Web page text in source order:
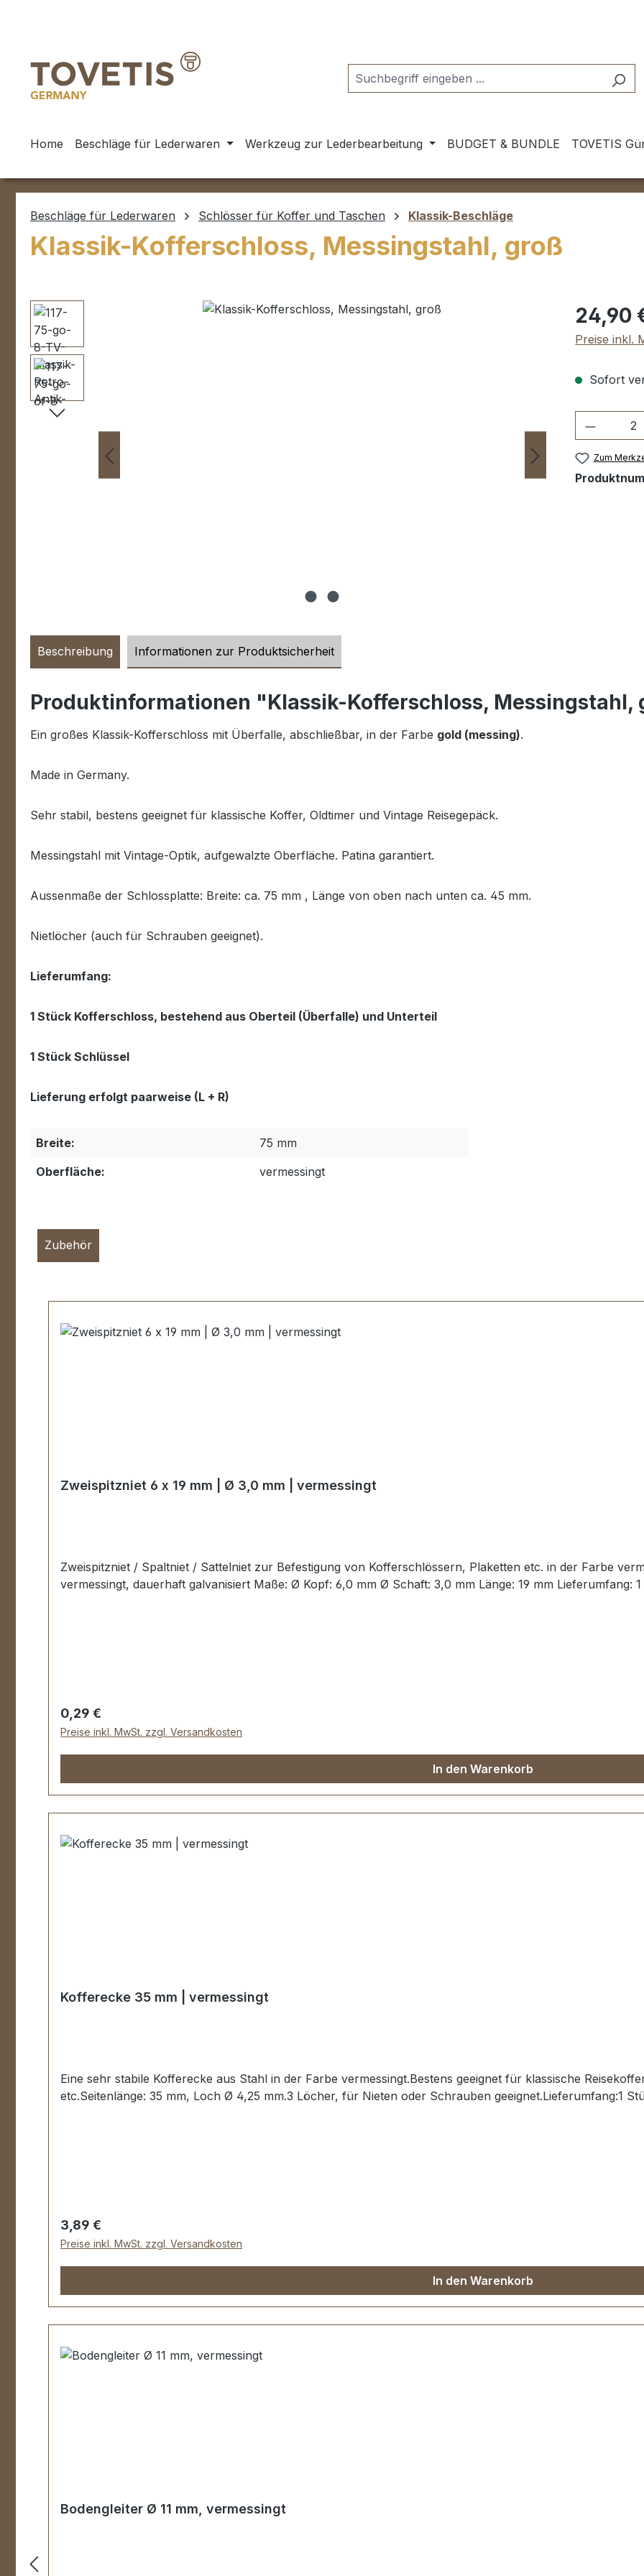
Home Beschläge für Lederwaren Werkzeug zur Lederbearbeitung BUDGET & BUNDLE TOVETIS
Beschläge für Lederwaren Schlösser für Koffer und Taschen Klassik-Beschläge
Klassik-Kofferschloss, Messingstahl, groß
Bildergalerie überspringen Regulärer
24,90
Preise inkl.
Sofort
Zum
Beschreibung Informationen zur Produktsicherheit
Produktinformationen "Klassik-Kofferschloss, Messingstahl,
Ein großes Klassik-Kofferschloss mit Überfalle, abschließbar, in der Farbe gold (messing).
Made in Germany.
Sehr stabil, bestens geeignet für klassische Koffer, Oldtimer und Vintage Reisegepäck.
Messingstahl mit Vintage-Optik, aufgewalzte Oberfläche. Patina garantiert.
Aussenmaße der Schlossplatte: Breite: ca. 75 mm , Länge von oben nach unten ca. 45 mm.
Nietlöcher (auch für Schrauben geeignet).
Lieferumfang:
1 Stück Kofferschloss, bestehend aus Oberteil (Überfalle) und Unterteil
1 Stück Schlüssel
Lieferung erfolgt paarweise (L + R)
Breite:
75 mm
Oberfläche:
vermessingt
Zubehör
Zweispitzniet 6 x 19 mm | Ø 3,0 mm | vermessingt
Zweispitzniet / Spaltniet / Sattelniet zur Befestigung von Kofferschlössern, Plaketten etc. in der Farbe
vermessingt, dauerhaft galvanisiert Maße: Ø Kopf: 6,0 mm Ø Schaft: 3,0 mm Länge: 19 mm Lieferumfang:
Regulärer Preis:
0,29 €
Preise inkl. MwSt. zzgl. Versandkosten
In den Warenkorb
Kofferecke 35 mm | vermessingt
Eine sehr stabile Kofferecke aus Stahl in der Farbe vermessingt.Bestens geeignet für klassische
etc.Seitenlänge: 35 mm, Loch Ø 4,25 mm.3 Löcher, für Nieten oder Schrauben geeignet.Lieferumfang:1
Regulärer Preis:
3,89 €
Preise inkl. MwSt. zzgl. Versandkosten
In den Warenkorb
Bodengleiter Ø 11 mm, vermessingt